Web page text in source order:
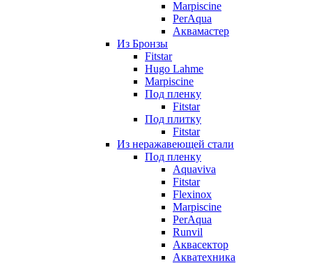
Marpiscine
PerAqua
Аквамастер
Из Бронзы
Fitstar
Hugo Lahme
Marpiscine
Под пленку
Fitstar
Под плитку
Fitstar
Из неражавеющей стали
Под пленку
Aquaviva
Fitstar
Flexinox
Marpiscine
PerAqua
Runvil
Аквасектор
Акватехника